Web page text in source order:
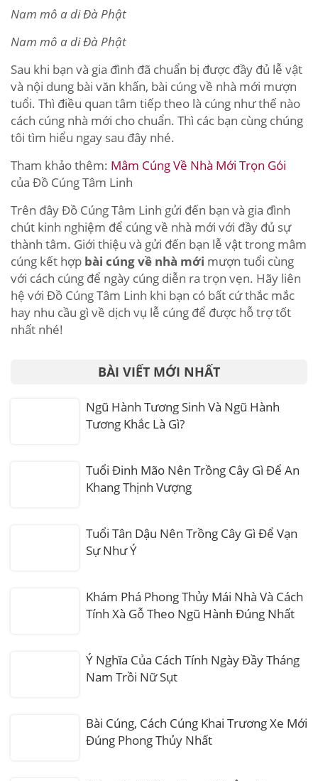
Nam mô a di Đà Phật
Nam mô a di Đà Phật
Sau khi bạn và gia đình đã chuẩn bị được đầy đủ lễ vật
và nội dung bài văn khấn, bài cúng về nhà mới mượn
tuổi. Thì điều quan tâm tiếp theo là cúng như thế nào
cách cúng nhà mới cho chuẩn. Thì các bạn cùng chúng
tôi tìm hiểu ngay sau đây nhé.
Tham khảo thêm: Mâm Cúng Về Nhà Mới Trọn Gói
của Đồ Cúng Tâm Linh
Trên đây Đồ Cúng Tâm Linh gửi đến bạn và gia đình
chút kinh nghiệm để cúng về nhà mới với đầy đủ sự
thành tâm. Giới thiệu và gửi đến bạn lễ vật trong mâm
cúng kết hợp bài cúng về nhà mới mượn tuổi cùng
với cách cúng để ngày cúng diễn ra trọn vẹn. Hãy liên
hệ với Đồ Cúng Tâm Linh khi bạn có bất cứ thắc mắc
hay nhu cầu gì về dịch vụ lễ cúng để được hỗ trợ tốt
nhất nhé!
BÀI VIẾT MỚI NHẤT
Ngũ Hành Tương Sinh Và Ngũ Hành
Tương Khắc Là Gì?
Tuổi Đinh Mão Nên Trồng Cây Gì Để An
Khang Thịnh Vượng
Tuổi Tân Dậu Nên Trồng Cây Gì Để Vạn
Sự Như Ý
Khám Phá Phong Thủy Mái Nhà Và Cách
Tính Xà Gỗ Theo Ngũ Hành Đúng Nhất
Ý Nghĩa Của Cách Tính Ngày Đầy Tháng
Nam Trồi Nữ Sụt
Bài Cúng, Cách Cúng Khai Trương Xe Mới
Đúng Phong Thủy Nhất